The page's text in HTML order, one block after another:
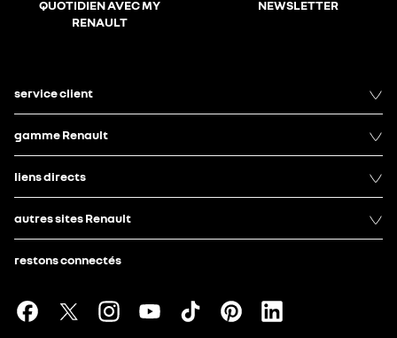
QUOTIDIEN AVEC MY
RENAULT
NEWSLETTER
service client
gamme Renault
liens directs
autres sites Renault
restons connectés